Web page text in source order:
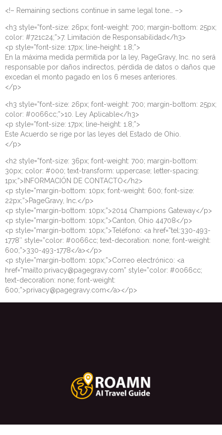
<!– Remaining sections continue in same legal tone… –>
<h3 style=”font-size: 26px; font-weight: 700; margin-bottom: 25px;
color: #721c24;”>7. Limitación de Responsabilidad</h3>
<p style=”font-size: 17px; line-height: 1.8;”>
En la máxima medida permitida por la ley, PageGravy, Inc. no será
responsable por daños indirectos, pérdida de datos o daños que
excedan el monto pagado en los 6 meses anteriores.
</p>
<h3 style=”font-size: 26px; font-weight: 700; margin-bottom: 25px;
color: #0066cc;”>10. Ley Aplicable</h3>
<p style=”font-size: 17px; line-height: 1.8;”>
Este Acuerdo se rige por las leyes del Estado de Ohio.
</p>
<h2 style=”font-size: 36px; font-weight: 700; margin-bottom:
30px; color: #000; text-transform: uppercase; letter-spacing:
1px;”>INFORMACIÓN DE CONTACTO</h2>
<p style=”margin-bottom: 10px; font-weight: 600; font-size:
22px;”>PageGravy, Inc.</p>
<p style=”margin-bottom: 10px;”>2014 Champions Gateway</p>
<p style=”margin-bottom: 10px;”>Canton, Ohio 44708</p>
<p style=”margin-bottom: 10px;”>Teléfono: <a href=”tel:330-493-
1778″ style=”color: #0066cc; text-decoration: none; font-weight:
600;”>330-493-1778</a></p>
<p style=”margin-bottom: 10px;”>Correo electrónico: <a
href=”mailto:privacy@pagegravy.com” style=”color: #0066cc;
text-decoration: none; font-weight:
600;”>privacy@pagegravy.com</a></p>